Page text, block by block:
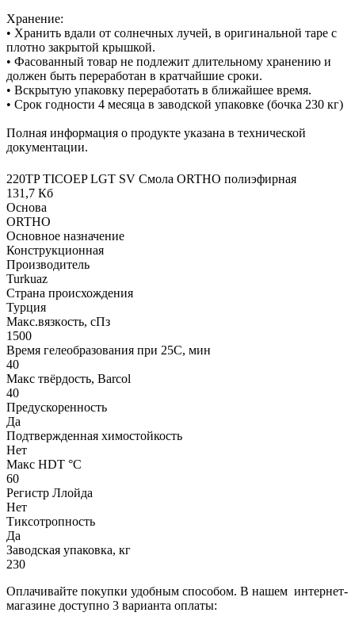
Хранение:
• Хранить вдали от солнечных лучей, в оригинальной таре с
плотно закрытой крышкой.
• Фасованный товар не подлежит длительному хранению и
должен быть переработан в кратчайшие сроки.
• Вскрытую упаковку переработать в ближайшее время.
• Срок годности 4 месяца в заводской упаковке (бочка 230 кг)
Полная информация о продукте указана в технической
документации.
220TP TICOEP LGT SV Смола ORTHO полиэфирная
131,7 Кб
Основа
ORTHO
Основное назначение
Конструкционная
Производитель
Turkuaz
Страна происхождения
Турция
Макс.вязкoсть, сПз
1500
Время гелеобразования при 25С, мин
40
Макс твёрдость, Barcol
40
Предускоренность
Да
Подтвержденная химостойкость
Нет
Макс HDT °С
60
Регистр Ллойда
Нет
Тиксотропность
Да
Заводская упаковка, кг
230
Оплачивайте покупки удобным способом. В нашем интернет-
магазине доступно 3 варианта оплаты: